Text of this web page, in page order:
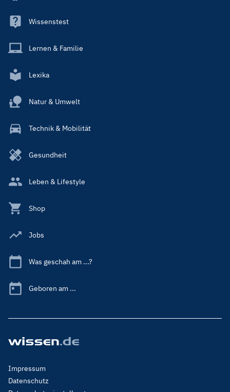
Wissenstest
Lernen & Familie
Lexika
Natur & Umwelt
Technik & Mobilität
Gesundheit
Leben & Lifestyle
Shop
Jobs
Was geschah am ...?
Geboren am ...
Footer
Menu
Impressum
Datenschutz